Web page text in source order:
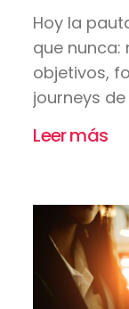
Hoy la
que
objetivos,
journeys
Leer más